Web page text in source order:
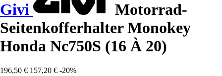
Givi
Motorrad-
Seitenkofferhalter Monokey
Honda Nc750S (16 À 20)
196,50 € 157,20 € -20%